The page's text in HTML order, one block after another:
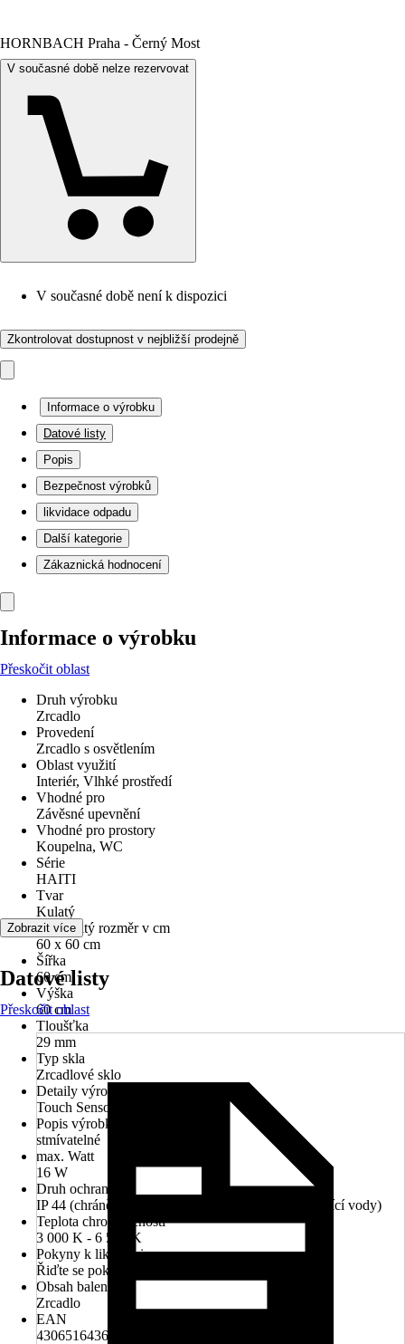
HORNBACH Praha - Černý Most
V současné době nelze rezervovat
V současné době není k dispozici
Zkontrolovat dostupnost v nejbližší prodejně
Informace o výrobku
Datové listy
Popis
Bezpečnost výrobků
likvidace odpadu
Další kategorie
Zákaznická hodnocení
Informace o výrobku
Přeskočit oblast
Druh výrobku
Zrcadlo
Provedení
Zrcadlo s osvětlením
Oblast využití
Interiér, Vlhké prostředí
Vhodné pro
Závěsné upevnění
Vhodné pro prostory
Koupelna, WC
Série
HAITI
Tvar
Kulatý
Jmenovitý rozměr v cm
60 x 60 cm
Šířka
60 cm
Výška
60 cm
Tloušťka
29 mm
Typ skla
Zrcadlové sklo
Detaily výrobku
Touch Sensor, Systém Anti-Fog
Popis výrobku
stmívatelné
max. Watt
16 W
Druh ochrany
IP 44 (chráněno před vniknutím cizích těles a stříkající vody)
Teplota chromatičnosti
3 000 K - 6 500 K
Pokyny k likvidaci
Řiďte se pokyny pro likvidaci
Obsah balení
Zrcadlo
EAN
4306516436965
Zobrazit více
Datové listy
Přeskočit oblast